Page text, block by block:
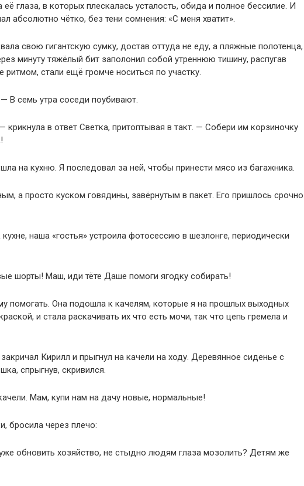
глаза, в которых плескалась усталость, обида и полное бессилие. И
абсолютно чётко, без тени сомнения: «С меня хватит».
свою гигантскую сумку, достав оттуда не еду, а пляжные полотенца,
минуту тяжёлый бит заполонил собой утреннюю тишину, распугав
ритмом, стали ещё громче носиться по участку.
В семь утра соседи поубивают.
в ответ Светка, притоптывая в такт. — Собери им корзиночку
на кухню. Я последовал за ней, чтобы принести мясо из багажника.
а просто куском говядины, завёрнутым в пакет. Его пришлось срочно
наша «гостья» устроила фотосессию в шезлонге, периодически
шорты! Маш, иди тёте Даше помоги ягодку собирать!
помогать. Она подошла к качелям, которые я на прошлых выходных
и стала раскачивать их что есть мочи, так что цепь гремела и
Кирилл и прыгнул на качели на ходу. Деревянное сиденье с
спрыгнув, скривился.
Мам, купи нам на дачу новые, нормальные!
бросила через плечо:
обновить хозяйство, не стыдно людям глаза мозолить? Детям же